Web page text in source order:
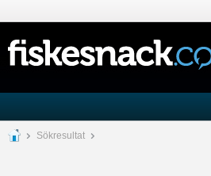
Sökresultat